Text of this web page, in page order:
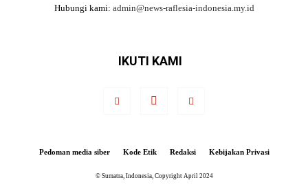
Hubungi kami: admin@news-raflesia-indonesia.my.id
IKUTI KAMI
Pedoman media siber Kode Etik Redaksi Kebijakan Privasi
© Sumatra, Indonesia, Copyright April 2024